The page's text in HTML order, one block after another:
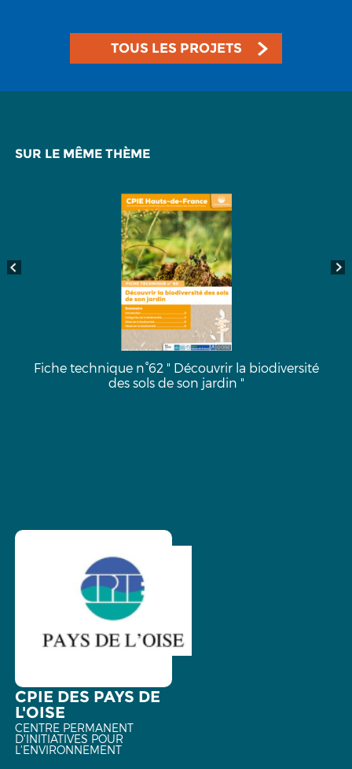
TOUS LES PROJETS
SUR LE MÊME THÈME
Fiche technique n°63 "Atlas de
Communale"
CPIE DES PAYS DE
L'OISE
CENTRE PERMANENT
D'INITIATIVES POUR
L'ENVIRONNEMENT